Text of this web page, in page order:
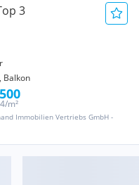
3
Balkon
Immobilien Vertriebs GmbH -
m²